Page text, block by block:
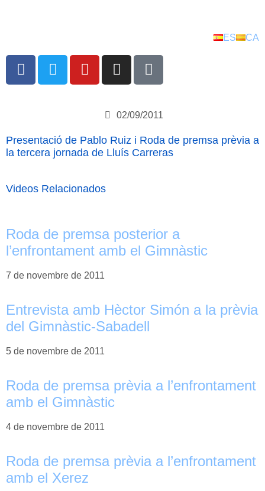
ES CA
02/09/2011
Presentació de Pablo Ruiz i Roda de premsa prèvia a
la tercera jornada de Lluís Carreras
Videos Relacionados
Roda de premsa posterior a
l’enfrontament amb el Gimnàstic
7 de novembre de 2011
Entrevista amb Hèctor Simón a la prèvia
del Gimnàstic-Sabadell
5 de novembre de 2011
Roda de premsa prèvia a l’enfrontament
amb el Gimnàstic
4 de novembre de 2011
Roda de premsa prèvia a l’enfrontament
amb el Xerez